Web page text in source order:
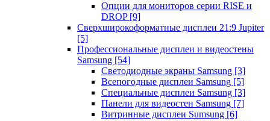
Опции для мониторов серии RISE и
DROP [9]
Сверхширокоформатные дисплеи 21:9 Jupiter
[5]
Профессиональные дисплеи и видеостены
Samsung [54]
Светодиодные экраны Samsung [3]
Всепогодные дисплеи Samsung [5]
Специальные дисплеи Samsung [3]
Панели для видеостен Samsung [7]
Витринные дисплеи Sumsung [6]